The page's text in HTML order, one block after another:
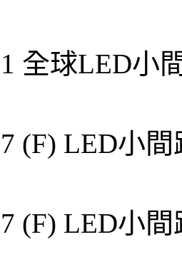
全球LED小
(F) LED小
(F) LED小